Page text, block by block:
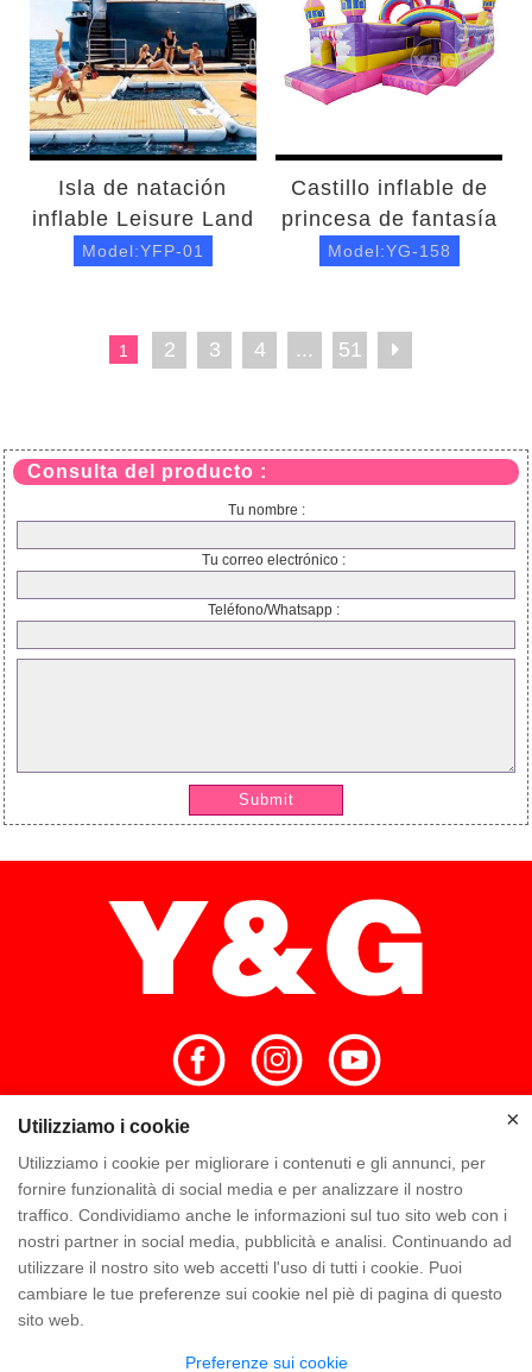
Isla de natación
inflable Leisure Land
Model:YFP-01
Castillo inflable de
princesa de fantasía
Model:YG-158
1 2 3 4 ... 51
Consulta del producto :
Tu nombre :
Tu correo electrónico :
Teléfono/Whatsapp :
Submit
×
Empresa Y & G Visita la fábrica
Preguntas frecuentes Conocimiento
Contacte con nosotros
Utilizziamo i cookie
Utilizziamo i cookie per migliorare i contenuti e gli annunci, per
fornire funzionalità di social media e per analizzare il nostro
traffico. Condividiamo anche le informazioni sul tuo sito web con i
nostri partner in social media, pubblicità e analisi. Continuando ad
utilizzare il nostro sito web accetti l'uso di tutti i cookie. Puoi
cambiare le tue preferenze sui cookie nel piè di pagina di questo
sito web.
Preferenze sui cookie
×